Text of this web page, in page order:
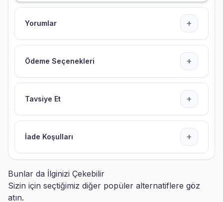
Yorumlar +
Ödeme Seçenekleri +
Tavsiye Et +
İade Koşulları +
Bunlar da İlginizi Çekebilir
Sizin için seçtiğimiz diğer popüler alternatiflere göz
atın.